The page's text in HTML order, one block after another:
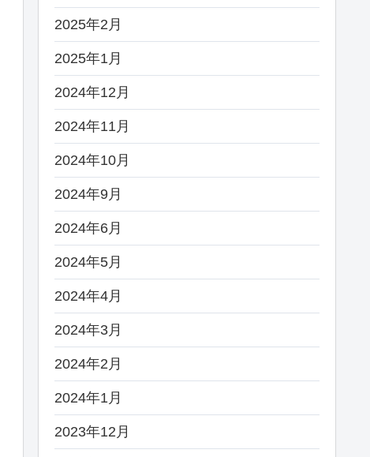
2025年2月
2025年1月
2024年12月
2024年11月
2024年10月
2024年9月
2024年6月
2024年5月
2024年4月
2024年3月
2024年2月
2024年1月
2023年12月